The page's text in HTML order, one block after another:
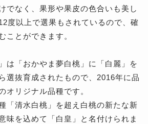
でなく、果形や果皮の色合いも美し
度以上で選果もされているので、確
ことができます。
は「おかやま夢白桃」に「白麗」を
選抜育成されたもので、2016年に品
オリジナル品種です。
「清水白桃」を超え白桃の新たな新
味を込めて「白皇」と名付けられま